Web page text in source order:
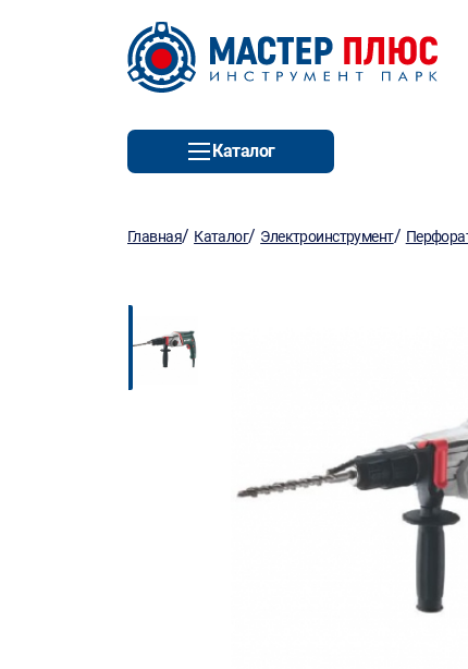
Каталог
Главная/ Каталог/ Электроинструмент/